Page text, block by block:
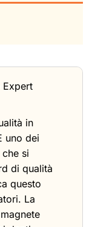
Expert
in
uno dei
si
di qualità
questo
La